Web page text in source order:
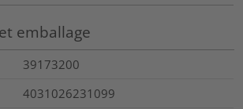
emballage
39173200
4031026231099